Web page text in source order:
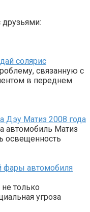
друзьями:
солярис
связанную с
в переднем
Дэу Матиз 2008 года
автомобиль Матиз
освещенность
фары автомобиля
только
угроза